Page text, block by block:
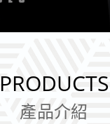
PRODUCTS
產品介紹